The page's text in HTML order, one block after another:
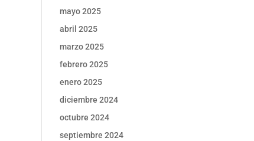
mayo 2025
abril 2025
marzo 2025
febrero 2025
enero 2025
diciembre 2024
octubre 2024
septiembre 2024